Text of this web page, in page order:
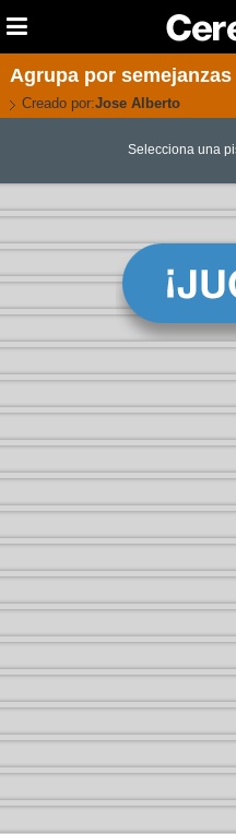
Agrupa por semejanzas
Creado por:Jose Alberto
Selecciona una